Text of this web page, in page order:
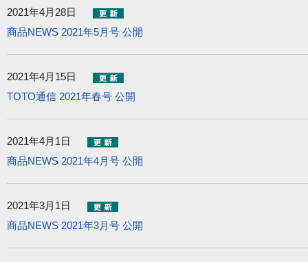
2021年4月28日
商品NEWS 2021年5月号 公開
2021年4月15日
TOTO通信 2021年春号 公開
2021年4月1日
商品NEWS 2021年4月号 公開
2021年3月1日
商品NEWS 2021年3月号 公開